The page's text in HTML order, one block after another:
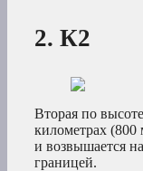
2. К2
Вторая по
километрах (800
и возвышается
границей.